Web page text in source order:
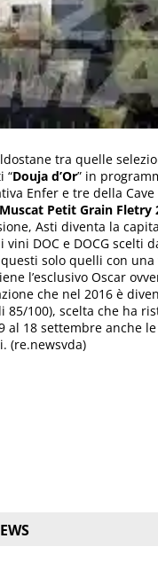
tra quelle
“Douja d’Or” in
Enfer e tre della
Muscat Petit Grain Fletry
Asti diventa la
DOC e DOCG scelti
solo quelli con
l’esclusivo Oscar
che nel 2016 è
85/100), scelta che ha
al 18 settembre anche
(re.newsvda)